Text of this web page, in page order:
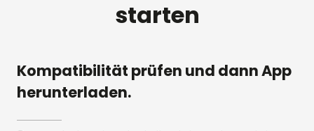
starten
Kompatibilität prüfen und dann App
herunterladen.